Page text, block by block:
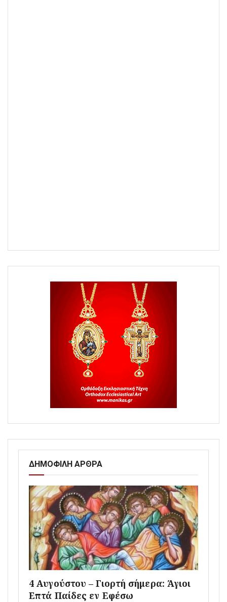
ΔΗΜΟΦΙΛΗ ΑΡΘΡΑ
4 Αυγούστου – Γιορτή σήμερα: Άγιοι
Επτά Παίδες εν Εφέσω